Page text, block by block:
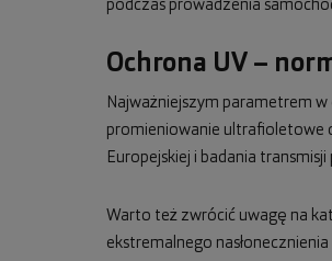
podczas prowadzenia
Ochrona UV –
Najważniejszym parametrem
promieniowanie ultrafioletowe
Europejskiej i badania
Warto też zwrócić uwagę na
ekstremalnego